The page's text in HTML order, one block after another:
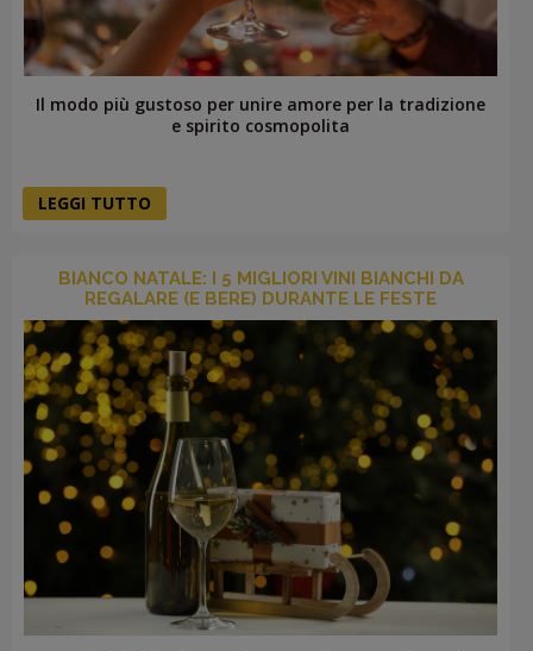
Il modo più gustoso per unire amore per la tradizione
e spirito cosmopolita
LEGGI TUTTO
BIANCO NATALE: I 5 MIGLIORI VINI BIANCHI DA
REGALARE (E BERE) DURANTE LE FESTE